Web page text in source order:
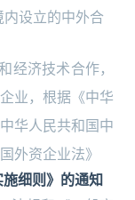
设立的中外合
经济技术合作，
业，根据《中华
华人民共和国中
外资企业法》
细则》的通知